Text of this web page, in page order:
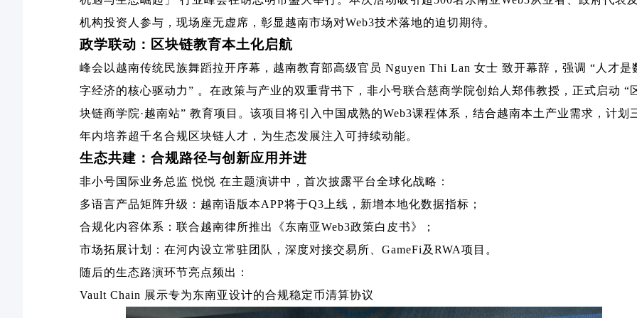
机构投资人参与，现场座无虚席，彰显越南市场对Web3技术落地的迫切期待。
政学联动：区块链教育本土化启航
峰会以越南传统民族舞蹈拉开序幕，越南教育部高级官员 Nguyen Thi Lan 女士 致开幕辞，强调 “ 人才是
字经济的核心驱动力” 。在政策与产业的双重背书下，非小号联合慈商学院创始 人 郑伟教授，正式启动 “
块链商学院·越南站” 教育项目。该项目将引入中国成熟的Web3课程体系，结合越南本土产业需求，计划
年内培养超千名合规区块链人才，为生态发展注入可持续动能。
生态共建：合规路径与创新应用并进
非小号国际业务总监 悦悦 在主题演讲中，首次披露平台全球化战略：
多语言产品矩阵升级：越南语版本APP将于Q3 上线，新增本地化数据指标；
合规化内容体系：联合越南律所推出《东南亚Web3政策白皮书》；
市场拓展计划：在河内设立常驻团队，深度对接交易所、 GameFi 及 RWA项目。
随后的生态路演环节亮点频出：
Vault Chain 展示专为东南亚设计的合规稳定币清算协议